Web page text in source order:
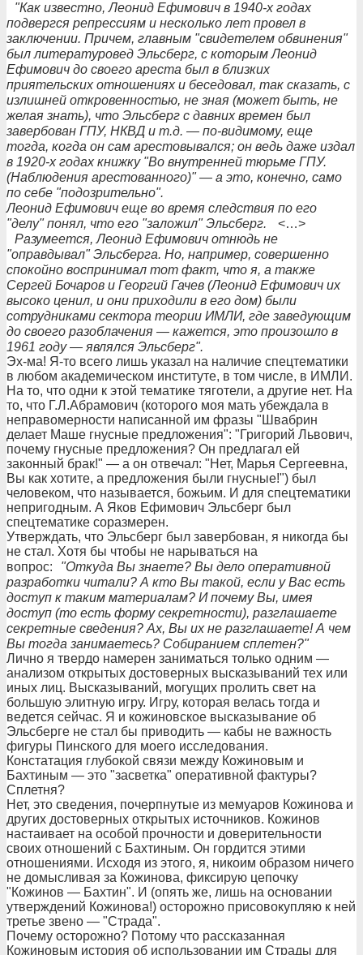
"Как известно, Леонид Ефимович в 1940-х годах
подвергся репрессиям и несколько лет провел в
заключении. Причем, главным "свидетелем обвинения"
был литературовед Эльсберг, с которым Леонид
Ефимович до своего ареста был в близких
приятельских отношениях и беседовал, так сказать, с
излишней откровенностью, не зная (может быть, не
желая знать), что Эльсберг с давних времен был
завербован ГПУ, НКВД и т.д. — по-видимому, еще
тогда, когда он сам арестовывался; он ведь даже издал
в 1920-х годах книжку "Во внутренней тюрьме ГПУ.
(Наблюдения арестованного)" — а это, конечно, само
по себе "подозрительно".
Леонид Ефимович еще во время следствия по его
"делу" понял, что его "заложил" Эльсберг.
<…>
Разумеется, Леонид Ефимович отнюдь не
"оправдывал" Эльсберга. Но, например, совершенно
спокойно воспринимал тот факт, что я, а также
Сергей Бочаров и Георгий Гачев (Леонид Ефимович их
высоко ценил, и они приходили в его дом) были
сотрудниками сектора теории ИМЛИ, где заведующим
до своего разоблачения — кажется, это произошло в
1961 году — являлся Эльсберг".
Эх-ма! Я-то всего лишь указал на наличие спецтематики
в любом академическом институте, в том числе, в ИМЛИ.
На то, что одни к этой тематике тяготели, а другие нет. На
то, что Г.Л.Абрамович (которого моя мать убеждала в
неправомерности написанной им фразы "Швабрин
делает Маше гнусные предложения": "Григорий Львович,
почему гнусные предложения? Он предлагал ей
законный брак!" — а он отвечал: "Нет, Марья Сергеевна,
Вы как хотите, а предложения были гнусные!") был
человеком, что называется, божьим. И для спецтематики
непригодным. А Яков Ефимович Эльсберг был
спецтематике соразмерен.
Утверждать, что Эльсберг был завербован, я никогда бы
не стал. Хотя бы чтобы не нарываться на
вопрос:
"Откуда Вы знаете? Вы дело оперативной
разработки читали? А кто Вы такой, если у Вас есть
доступ к таким материалам? И почему Вы, имея
доступ (то есть форму секретности), разглашаете
секретные сведения? Ах, Вы их не разглашаете! А чем
Вы тогда занимаетесь? Собиранием сплетен?"
Лично я твердо намерен заниматься только одним —
анализом открытых достоверных высказываний тех или
иных лиц. Высказываний, могущих пролить свет на
большую элитную игру. Игру, которая велась тогда и
ведется сейчас. Я и кожиновское высказывание об
Эльсберге не стал бы приводить — кабы не важность
фигуры Пинского для моего исследования.
Констатация глубокой связи между Кожиновым и
Бахтиным — это "засветка" оперативной фактуры?
Сплетня?
Нет, это сведения, почерпнутые из мемуаров Кожинова и
других достоверных открытых источников. Кожинов
настаивает на особой прочности и доверительности
своих отношений с Бахтиным. Он гордится этими
отношениями. Исходя из этого, я, никоим образом ничего
не домысливая за Кожинова, фиксирую цепочку
"Кожинов — Бахтин". И (опять же, лишь на основании
утверждений Кожинова!) осторожно присовокупляю к ней
третье звено — "Страда".
Почему осторожно? Потому что рассказанная
Кожиновым история об использовании им Страды для